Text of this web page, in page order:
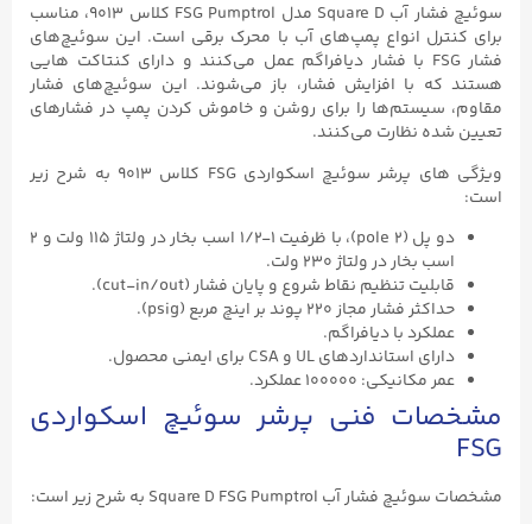
سوئیچ فشار آب Square D مدل FSG Pumptrol کلاس ۹۰۱۳، مناسب
برای کنترل انواع پمپ‌های آب با محرک برقی است. این سوئیچ‌های
فشار FSG با فشار دیافراگم عمل می‌کنند و دارای کنتاکت هایی
هستند که با افزایش فشار، باز می‌شوند. این سوئیچ‌های فشار
مقاوم، سیستم‌ها را برای روشن و خاموش کردن پمپ در فشارهای
تعیین شده نظارت می‌کنند.
ویژگی های پرشر سوئیچ اسکواردی FSG کلاس ۹۰۱۳ به شرح زیر
است:
دو پل (۲ pole)، با ظرفیت ۱-۱/۲ اسب بخار در ولتاژ ۱۱۵ ولت و ۲
اسب بخار در ولتاژ ۲۳۰ ولت.
قابلیت تنظیم نقاط شروع و پایان فشار (cut-in/out).
حداکثر فشار مجاز ۲۲۰ پوند بر اینچ مربع (psig).
عملکرد با دیافراگم.
دارای استانداردهای UL و CSA برای ایمنی محصول.
عمر مکانیکی: ۱۰۰۰۰۰ عملکرد.
مشخصات فنی پرشر سوئیچ اسکواردی
FSG
مشخصات سوئیچ فشار آب Square D FSG Pumptrol به شرح زیر است: